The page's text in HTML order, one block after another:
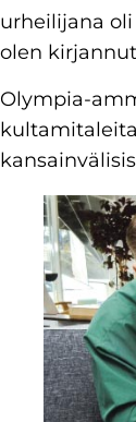
urheilijana
olen
Olympia-